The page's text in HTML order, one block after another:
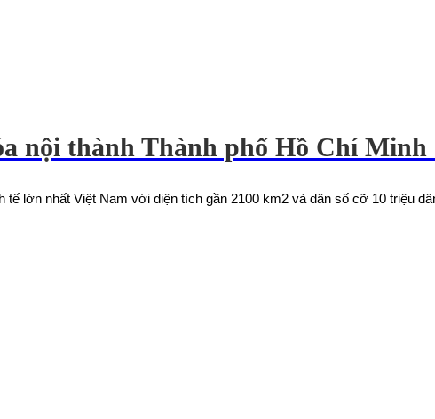
nội thành Thành phố Hồ Chí
tế lớn nhất Việt Nam với diện tích gần 2100 km2 và dân số cỡ 10 triệu